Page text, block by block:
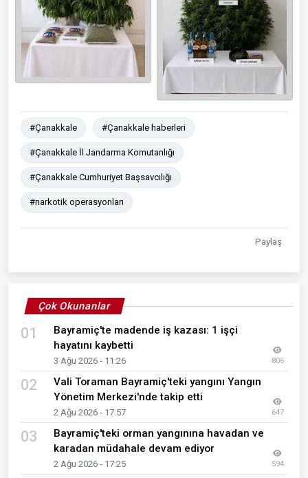
#Çanakkale #Çanakkale haberleri
#Çanakkale İl Jandarma Komutanlığı
#Çanakkale Cumhuriyet Başsavcılığı
#narkotik operasyonları
Paylaş
Çok Okunanlar
01
Bayramiç'te madende iş kazası: 1 işçi
hayatını kaybetti
3 Ağu 2026 - 11:26 806
02
Vali Toraman Bayramiç'teki yangını Yangın
Yönetim Merkezi'nde takip etti
2 Ağu 2026 - 17:57 647
03
Bayramiç'teki orman yangınına havadan ve
karadan müdahale devam ediyor
2 Ağu 2026 - 17:25 594